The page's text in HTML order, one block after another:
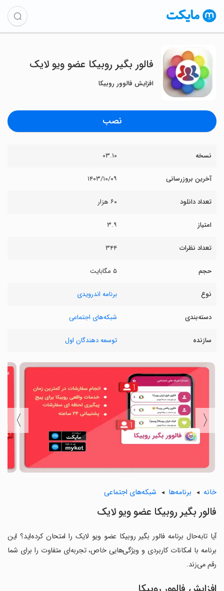
فالور بگیر روبیکا عضو ویو لایک
افزایش فالوور روبیکا
نصب
نسخه ۰۳.۱۰
آخرین بروزرسانی ۱۴۰۳/۱۰/۰۹
تعداد دانلود ۶۰ هزار
امتیاز ۳.۹
تعداد نظرات ۳۴۴
حجم ۵ مگابایت
نوع برنامه اندرویدی
دسته‌بندی شبکه‌های اجتماعی
سازنده توسعه دهندگان اول
〈
〉
خانه برنامه‌ها شبکه‌های اجتماعی
فالور بگیر روبیکا عضو ویو لایک
آیا تابه‌حال برنامه فالور بگیر روبیکا عضو ویو لایک را امتحان کرده‌اید؟ این
برنامه با امکانات کاربردی و ویژگی‌هایی خاص، تجربه‌ای متفاوت را برای شما
رقم می‌زند.